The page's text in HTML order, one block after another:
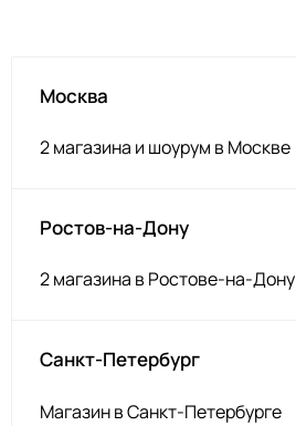
Москва
2 магазина и шоурум в Москве
Ростов-на-Дону
2 магазина в Ростове-на-Дону
Санкт-Петербург
Магазин в Санкт-Петербурге